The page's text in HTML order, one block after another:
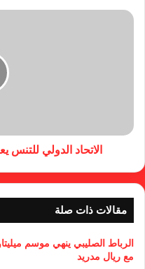
الاتحاد الدولي للتنس
مقالات ذات صلة
الرباط الصليبي ينهي موسم
مع ريال مدريد